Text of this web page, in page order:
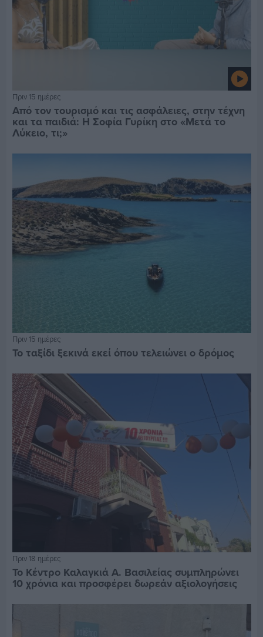
Πριν 15 ημέρες
Από τον τουρισμό και τις ασφάλειες, στην τέχνη
και τα παιδιά: Η Σοφία Γυρίκη στο «Μετά το
Λύκειο, τι;»
Πριν 15 ημέρες
Το ταξίδι ξεκινά εκεί όπου τελειώνει ο δρόμος
Πριν 18 ημέρες
Το Κέντρο Καλαγκιά Α. Βασιλείας συμπληρώνει
10 χρόνια και προσφέρει δωρεάν αξιολογήσεις